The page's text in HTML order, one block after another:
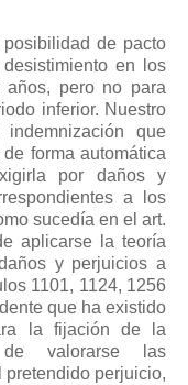
en Propiedad
de pacto
en los
años, pero no para
inferior. Nuestro
que
forma automática
por daños y
a los
sucedía en el art.
aplicarse la teoría
y perjuicios a
1101, 1124, 1256
que ha existido
la fijación de la
de valorarse las
perjuicio,